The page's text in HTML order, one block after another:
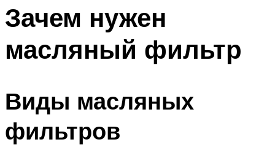
Зачем нужен
масляный фильтр
Виды масляных
фильтров